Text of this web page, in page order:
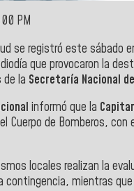
PM
se registró este sábado
que provocaron la
de la Secretaría Nacional
informó que la
Cuerpo de Bomberos,
locales realizan la
contingencia, mientras